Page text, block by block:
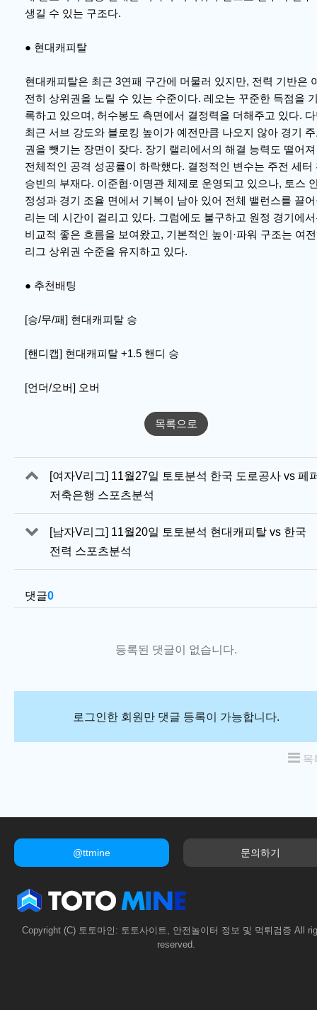
생길 수 있는 구조다.
● 현대캐피탈
현대캐피탈은 최근 3연패 구간에 머물러 있지만, 전력 기반은
전히 상위권을 노릴 수 있는 수준이다. 레오는 꾸준한 득점을
록하고 있으며, 허수봉도 측면에서 결정력을 더해주고 있다.
최근 서브 강도와 블로킹 높이가 예전만큼 나오지 않아 경기
권을 뺏기는 장면이 잦다. 장기 랠리에서의 해결 능력도 떨어져
전체적인 공격 성공률이 하락했다. 결정적인 변수는 주전 세터
승빈의 부재다. 이준협·이명관 체제로 운영되고 있으나, 토스
정성과 경기 조율 면에서 기복이 남아 있어 전체 밸런스를 끌
리는 데 시간이 걸리고 있다. 그럼에도 불구하고 원정 경기에
비교적 좋은 흐름을 보여왔고, 기본적인 높이·파워 구조는 여
리그 상위권 수준을 유지하고 있다.
● 추천배팅
[승/무/패] 현대캐피탈 승
[핸디캡] 현대캐피탈 +1.5 핸디 승
[언더/오버] 오버
목록으로
관련자료
[여자V리그] 11월27일 토토분석 한국 도로공사 vs 페
저축은행 스포츠분석
[남자V리그] 11월20일 토토분석 현대캐피탈 vs 한국
전력 스포츠분석
댓글0
등록된 댓글이 없습니다.
로그인한 회원만 댓글 등록이 가능합니다.
목
@ttmine 문의하기
Copyright (C) 토토마인: 토토사이트, 안전놀이터 정보 및 먹튀검증 All
reserved.